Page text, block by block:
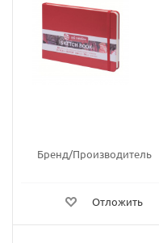
Бренд/Производитель
Отложить